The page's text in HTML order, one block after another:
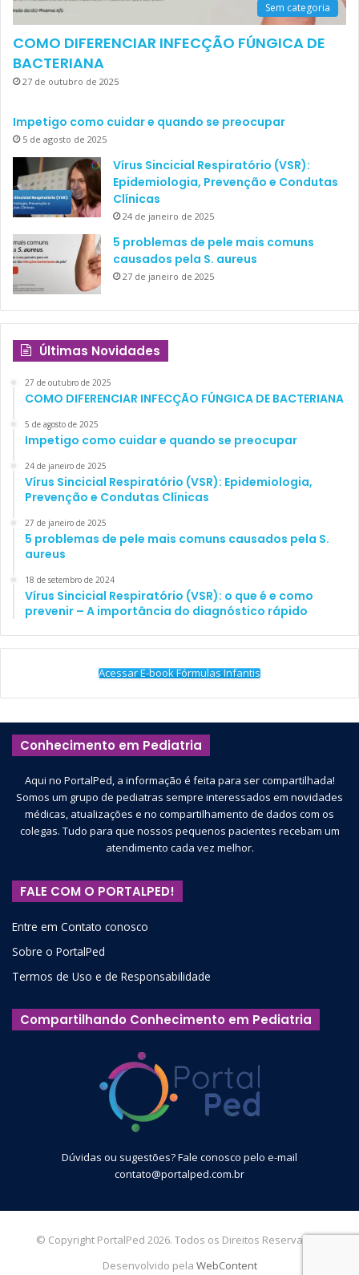
Sem categoria
COMO DIFERENCIAR INFECÇÃO FÚNGICA DE
BACTERIANA
27 de outubro de 2025
Impetigo como cuidar e quando se preocupar
5 de agosto de 2025
Vírus Sincicial Respiratório (VSR):
Epidemiologia, Prevenção e Condutas
Clínicas
24 de janeiro de 2025
5 problemas de pele mais comuns
causados pela S. aureus
27 de janeiro de 2025
Últimas Novidades
27 de outubro de 2025
COMO DIFERENCIAR INFECÇÃO FÚNGICA DE BACTERIANA
5 de agosto de 2025
Impetigo como cuidar e quando se preocupar
24 de janeiro de 2025
Vírus Sincicial Respiratório (VSR): Epidemiologia,
Prevenção e Condutas Clínicas
27 de janeiro de 2025
5 problemas de pele mais comuns causados pela S.
aureus
18 de setembro de 2024
Vírus Sincicial Respiratório (VSR): o que é e como
prevenir – A importância do diagnóstico rápido
Acessar E-book Fórmulas Infantis
Conhecimento em Pediatria
Aqui no PortalPed, a informação é feita para ser compartilhada!
Somos um grupo de pediatras sempre interessados em novidades
médicas, atualizações e no compartilhamento de dados com os
colegas. Tudo para que nossos pequenos pacientes recebam um
atendimento cada vez melhor.
FALE COM O PORTALPED!
Entre em Contato conosco
Sobre o PortalPed
Termos de Uso e de Responsabilidade
Compartilhando Conhecimento em Pediatria
Dúvidas ou sugestões? Fale conosco pelo e-mail
contato@portalped.com.br
© Copyright PortalPed 2026. Todos os Direitos Reservados.
Desenvolvido pela WebContent